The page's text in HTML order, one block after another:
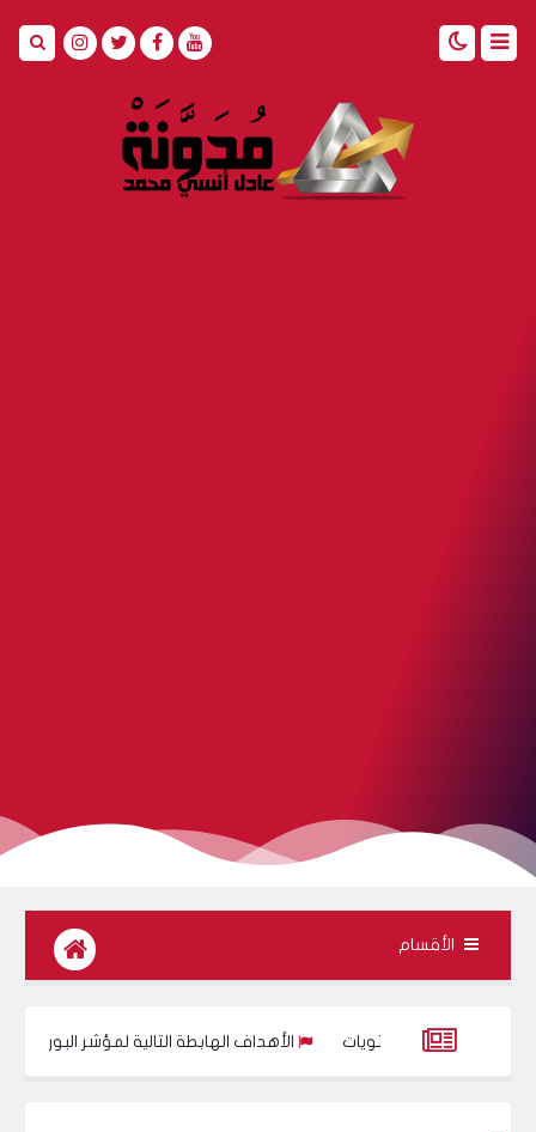
الأقسام
المستويات الأهداف الهابطة التالية لمؤشر البورصة المصرية مع